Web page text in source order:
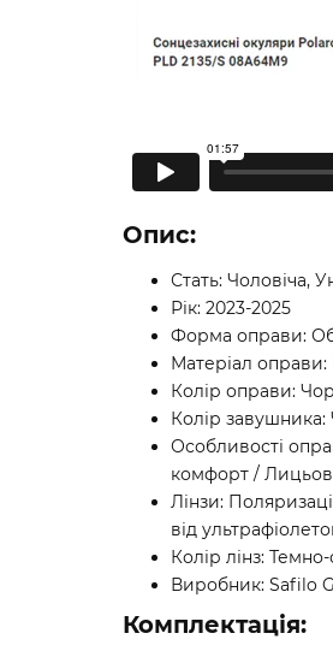
Опис:
Стать: Чоловіча,
Рік: 2023-2025
Форма оправи:
Матеріал оправи:
Колір оправи:
Колір
Особливості
комфорт /
Лінзи:
від
Колір лінз:
Виробник: Safilo
Комплектація: